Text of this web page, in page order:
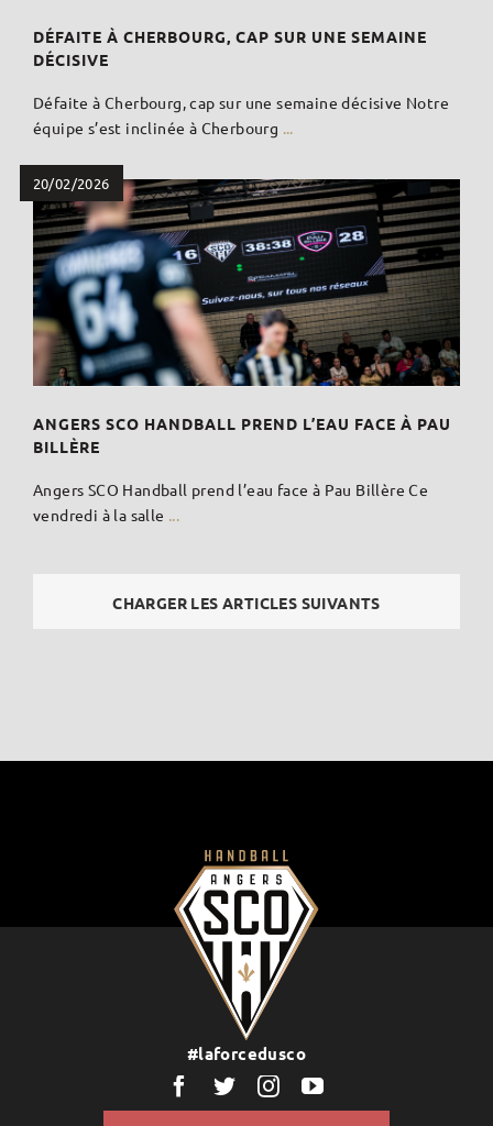
DÉFAITE À CHERBOURG, CAP SUR UNE SEMAINE
DÉCISIVE
Défaite à Cherbourg, cap sur une semaine décisive Notre
équipe s’est inclinée à Cherbourg ...
ANGERS SCO HANDBALL PREND L’EAU FACE À PAU
BILLÈRE
20/02/2026
Angers SCO Handball prend l’eau face à Pau Billère Ce
vendredi à la salle ...
CHARGER LES ARTICLES SUIVANTS
#laforcedusco